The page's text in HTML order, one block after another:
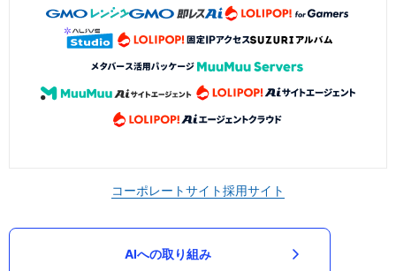
コーポレートサイト採用サイト
AIへの取り組み